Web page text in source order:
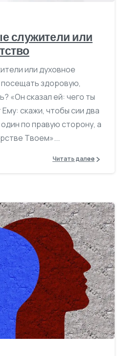
служители или
или духовное
здоровую,
«Он сказал ей: чего ты
скажи, чтобы сии два
по правую сторону, а
Твоем»...
Читать далее
0